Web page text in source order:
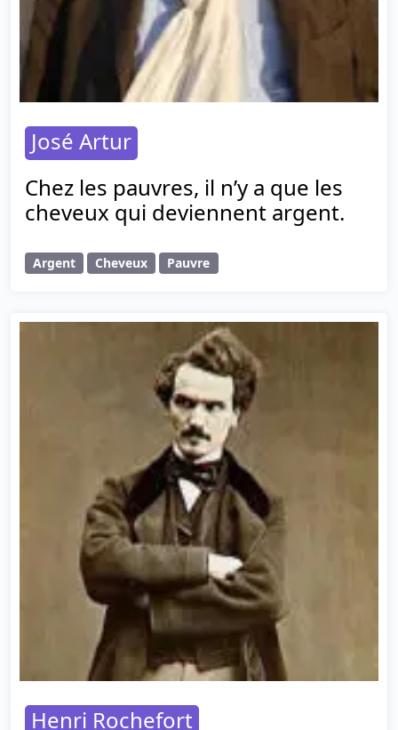
José Artur
Chez les pauvres, il n’y a que les
cheveux qui deviennent argent.
Argent Cheveux Pauvre
Henri Rochefort